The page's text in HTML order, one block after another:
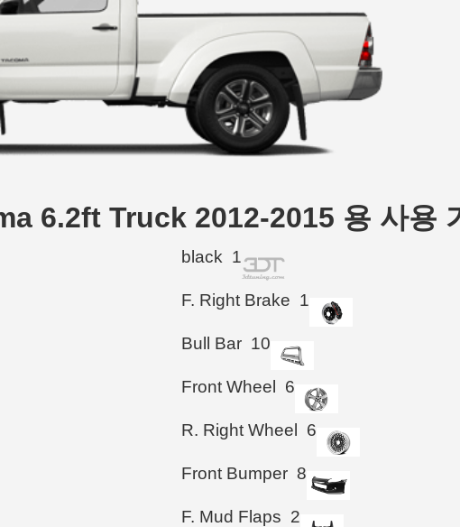
6.2ft Truck 2012-2015 용 사용
black 1
F. Right Brake 1
Bull Bar 10
Front Wheel 6
R. Right Wheel 6
Front Bumper 8
F. Mud Flaps 2